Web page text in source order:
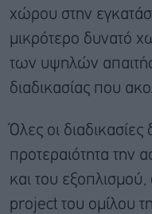
χώρου στην
μικρότερο δυνατό
των υψηλών
διαδικασίας που
Όλες οι
προτεραιότητα την
και του
project του ομίλου